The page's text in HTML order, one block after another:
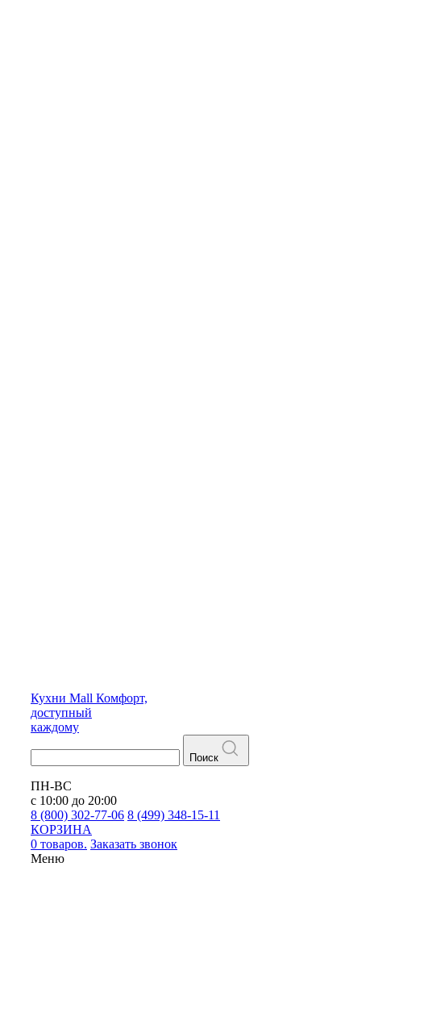
Кухни Mall Комфорт,
доступный
каждому
Поиск
ПН-ВС
с 10:00 до 20:00
8 (800) 302-77-06 8 (499) 348-15-11
КОРЗИНА
0 товаров. Заказать звонок
Меню